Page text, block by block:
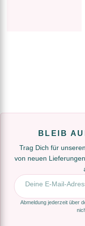
BLEIB
Trag Dich für
von neuen
E-Mail-Adresse
Abmeldung jederzeit über